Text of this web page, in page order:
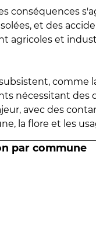
conséquences
et des
agricoles et
comme
nécessitant des
avec des
la flore et les
par commune